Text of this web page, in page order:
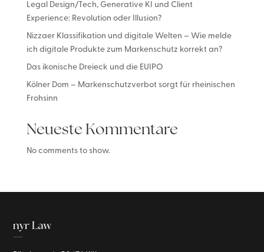
Legal Design/Tech, Generative KI und Client
Experience: Revolution oder Illusion?
Nizzaer Klassifikation und digitale Welten – Wie melde
ich digitale Produkte zum Markenschutz korrekt an?
Das ikonische Dreieck und die EUIPO
Kölner Dom – Markenschutzverbot sorgt für rheinischen
Frohsinn
Neueste Kommentare
No comments to show.
nyr Law
—